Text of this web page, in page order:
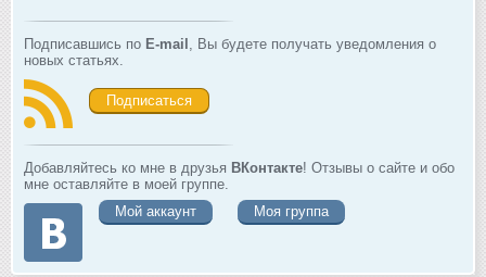
Подписавшись по E-mail , Вы будете получать уведомления о
новых статьях.
Подписаться
Добавляйтесь ко мне в друзья ВКонтакте! Отзывы о сайте и обо
мне оставляйте в моей группе.
Мой аккаунт
Моя группа